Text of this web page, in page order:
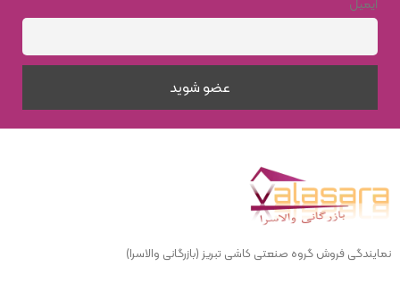
سبک مرمر
نمایندگی فروش گروه صنعتی کاشی تبریز (بازرگانی والاسرا)